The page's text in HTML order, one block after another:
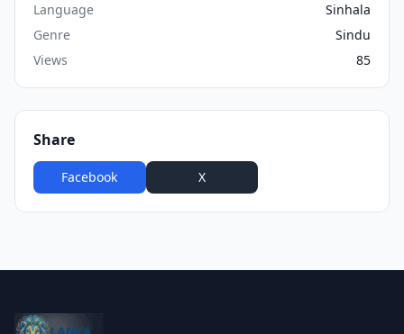
Language
Sinhala
Genre
Sindu
Views
85
Share
Facebook X